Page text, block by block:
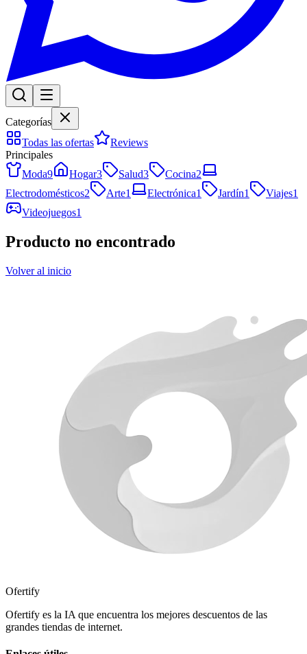
Categorías
Todas las ofertas
Reviews
Principales
Moda9 Hogar3 Salud3 Cocina2
Electrodomésticos2 Arte1 Electrónica1 Jardín1 Viajes1
Videojuegos1
Producto no encontrado
Volver al inicio
Ofertify
Ofertify es la IA que encuentra los mejores descuentos de las
grandes tiendas de internet.